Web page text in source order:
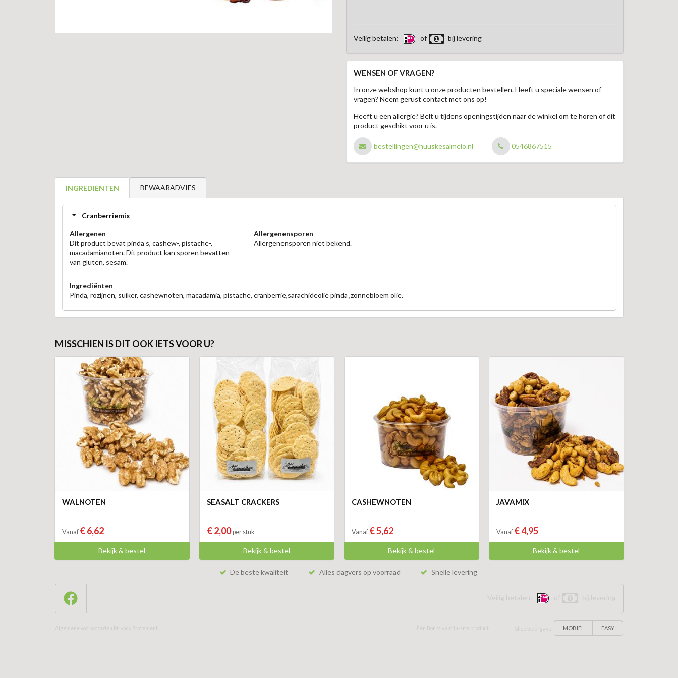
Veilig betalen: of bij levering
WENSEN OF VRAGEN?
In onze webshop kunt u onze producten bestellen. Heeft u speciale wensen of
vragen? Neem gerust contact met ons op!
Heeft u een allergie? Belt u tijdens openingstijden naar de winkel om te horen of dit
product geschikt voor u is.
bestellingen@huuskesalmelo.nl 0546867515
INGREDIËNTEN BEWAARADVIES
Cranberriemix
Allergenen
Dit product bevat pinda s, cashew-, pistache-,
macadamianoten. Dit product kan sporen bevatten
van gluten, sesam.
Allergenensporen
Allergenensporen niet bekend.
Ingrediënten
Pinda, rozijnen, suiker, cashewnoten, macadamia, pistache, cranberrie,sarachideolie pinda ,zonnebloem olie.
MISSCHIEN IS DIT OOK IETS VOOR U?
WALNOTEN
Vanaf € 6,62
Bekijk & bestel
SEASALT CRACKERS
€ 2,00per stuk
Bekijk & bestel
CASHEWNOTEN
Vanaf € 5,62
Bekijk & bestel
JAVAMIX
Vanaf € 4,95
Bekijk & bestel
De beste kwaliteit Alles dagvers op voorraad Snelle levering
Veilig betalen: of bij levering
Algemene voorwaarden Privacy Statement Een Bon Vivant In-site product Shop weergave: MOBIEL EASY